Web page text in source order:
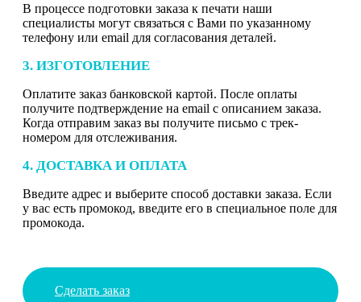
В процессе подготовки заказа к печати наши
специалисты могут связаться с Вами по указанному
телефону или email для согласования деталей.
3. ИЗГОТОВЛЕНИЕ
Оплатите заказ банковской картой. После оплаты
получите подтверждение на email с описанием заказа.
Когда отправим заказ вы получите письмо с трек-
номером для отслеживания.
4. ДОСТАВКА И ОПЛАТА
Введите адрес и выберите способ доставки заказа. Если
у вас есть промокод, введите его в специальное поле для
промокода.
Сделать заказ